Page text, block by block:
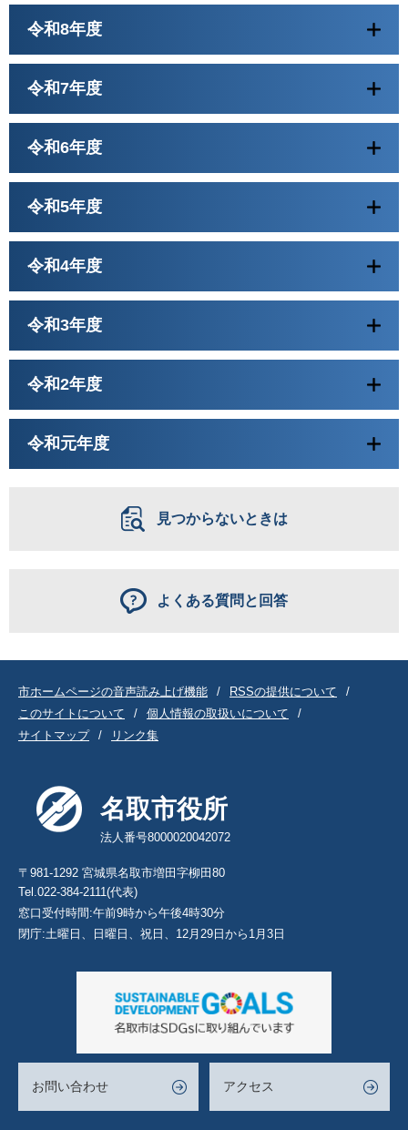
令和8年度
令和7年度
令和6年度
令和5年度
令和4年度
令和3年度
令和2年度
令和元年度
見つからないときは
よくある質問と回答
市ホームページの音声読み上げ機能
RSSの提供について
このサイトについて
個人情報の取扱いについて
サイトマップ
リンク集
名取市役所
法人番号8000020042072
〒981-1292 宮城県名取市増田字柳田80
Tel.022-384-2111(代表)
窓口受付時間:午前9時から午後4時30分
閉庁:土曜日、日曜日、祝日、12月29日から1月3日
お問い合わせ アクセス